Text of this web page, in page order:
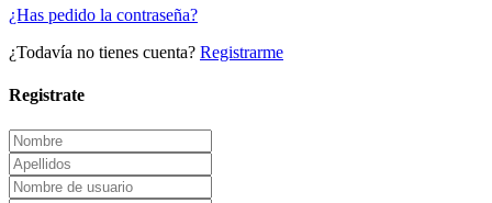
¿Has pedido la contraseña?
¿Todavía no tienes cuenta? Registrarme
Registrate